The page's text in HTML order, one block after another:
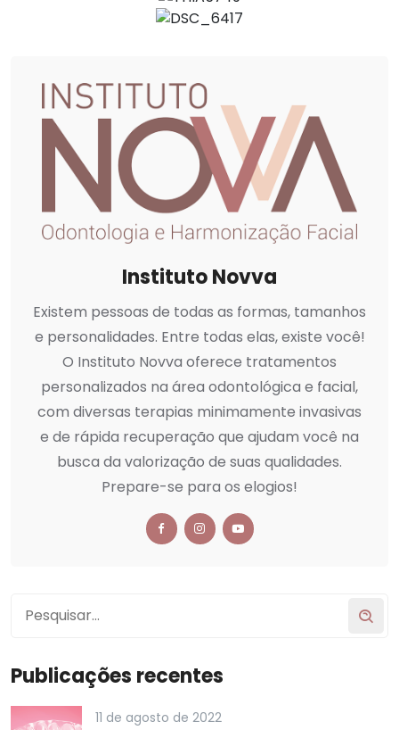
Instituto Novva
Existem pessoas de todas as formas, tamanhos
e personalidades. Entre todas elas, existe você!
O Instituto Novva oferece tratamentos
personalizados na área odontológica e facial,
com diversas terapias minimamente invasivas
e de rápida recuperação que ajudam você na
busca da valorização de suas qualidades.
Prepare-se para os elogios!
Publicações recentes
11 de agosto de 2022